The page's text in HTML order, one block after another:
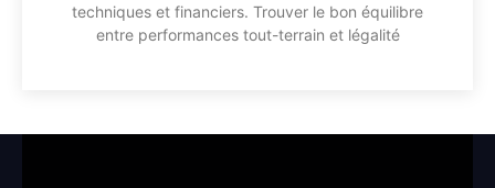
techniques et financiers. Trouver le bon équilibre
entre performances tout-terrain et légalité